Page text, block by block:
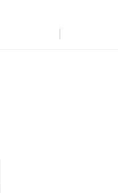
報な
で、
える
。
な未
とミ
安心
配信し